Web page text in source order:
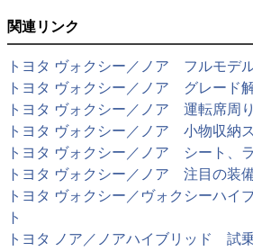
関連リンク
トヨタ ヴォクシー／ノア フルモデ
トヨタ ヴォクシー／ノア グレード
トヨタ ヴォクシー／ノア 運転席周
トヨタ ヴォクシー／ノア 小物収納
トヨタ ヴォクシー／ノア シート、
トヨタ ヴォクシー／ノア 注目の装
トヨタ ヴォクシー／ヴォクシーハ
ト
トヨタ ノア／ノアハイブリッド 試